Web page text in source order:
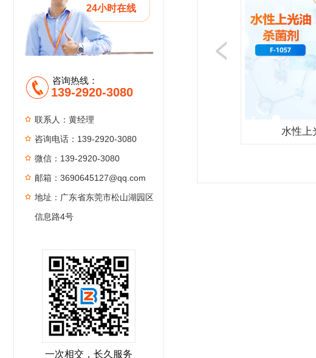
24小时在线
咨询热线：
139-2920-3080
联系人：黄经理
咨询电话：139-2920-3080
微信：139-2920-3080
邮箱：3690645127@qq.com
地址：广东省东莞市松山湖园区
信息路4号
一次相交，长久服务
水性上